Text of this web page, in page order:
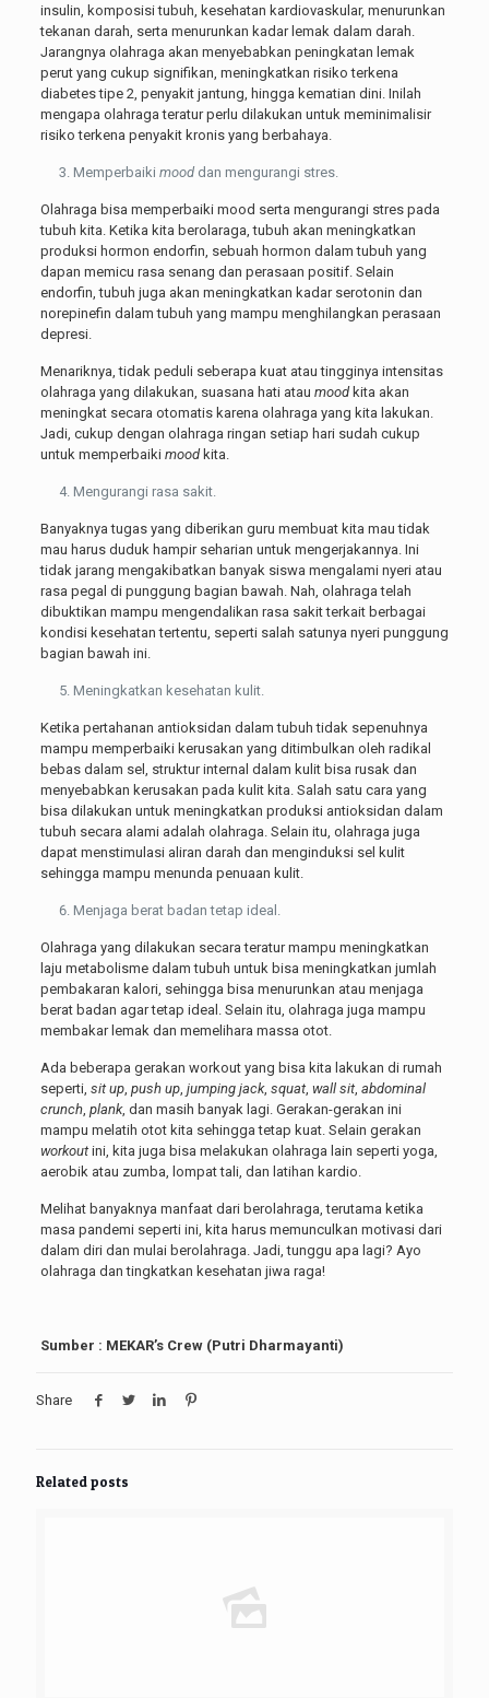
insulin, komposisi tubuh, kesehatan kardiovaskular, menurunkan
tekanan darah, serta menurunkan kadar lemak dalam darah.
Jarangnya olahraga akan menyebabkan peningkatan lemak
perut yang cukup signifikan, meningkatkan risiko terkena
diabetes tipe 2, penyakit jantung, hingga kematian dini. Inilah
mengapa olahraga teratur perlu dilakukan untuk meminimalisir
risiko terkena penyakit kronis yang berbahaya.
Memperbaiki mooddan mengurangi stres.
Olahraga bisa memperbaiki mood serta mengurangi stres pada
tubuh kita. Ketika kita berolaraga, tubuh akan meningkatkan
produksi hormon endorfin, sebuah hormon dalam tubuh yang
dapan memicu rasa senang dan perasaan positif. Selain
endorfin, tubuh juga akan meningkatkan kadar serotonin dan
norepinefin dalam tubuh yang mampu menghilangkan perasaan
depresi.
Menariknya, tidak peduli seberapa kuat atau tingginya intensitas
olahraga yang dilakukan, suasana hati atau moodkita akan
meningkat secara otomatis karena olahraga yang kita lakukan.
Jadi, cukup dengan olahraga ringan setiap hari sudah cukup
untuk memperbaiki moodkita.
Mengurangi rasa sakit.
Banyaknya tugas yang diberikan guru membuat kita mau tidak
mau harus duduk hampir seharian untuk mengerjakannya. Ini
tidak jarang mengakibatkan banyak siswa mengalami nyeri atau
rasa pegal di punggung bagian bawah. Nah, olahraga telah
dibuktikan mampu mengendalikan rasa sakit terkait berbagai
kondisi kesehatan tertentu, seperti salah satunya nyeri punggung
bagian bawah ini.
Meningkatkan kesehatan kulit.
Ketika pertahanan antioksidan dalam tubuh tidak sepenuhnya
mampu memperbaiki kerusakan yang ditimbulkan oleh radikal
bebas dalam sel, struktur internal dalam kulit bisa rusak dan
menyebabkan kerusakan pada kulit kita. Salah satu cara yang
bisa dilakukan untuk meningkatkan produksi antioksidan dalam
tubuh secara alami adalah olahraga. Selain itu, olahraga juga
dapat menstimulasi aliran darah dan menginduksi sel kulit
sehingga mampu menunda penuaan kulit.
Menjaga berat badan tetap ideal.
Olahraga yang dilakukan secara teratur mampu meningkatkan
laju metabolisme dalam tubuh untuk bisa meningkatkan jumlah
pembakaran kalori, sehingga bisa menurunkan atau menjaga
berat badan agar tetap ideal. Selain itu, olahraga juga mampu
membakar lemak dan memelihara massa otot.
Ada beberapa gerakan workout yang bisa kita lakukan di rumah
seperti, sit up, push up, jumping jack, squat, wall sit, abdominal
crunch, plank, dan masih banyak lagi. Gerakan-gerakan ini
mampu melatih otot kita sehingga tetap kuat. Selain gerakan
workout ini, kita juga bisa melakukan olahraga lain seperti yoga,
aerobik atau zumba, lompat tali, dan latihan kardio.
Melihat banyaknya manfaat dari berolahraga, terutama ketika
masa pandemi seperti ini, kita harus memunculkan motivasi dari
dalam diri dan mulai berolahraga. Jadi, tunggu apa lagi? Ayo
olahraga dan tingkatkan kesehatan jiwa raga!
Sumber : MEKAR’s Crew (Putri Dharmayanti)
Share
Related posts